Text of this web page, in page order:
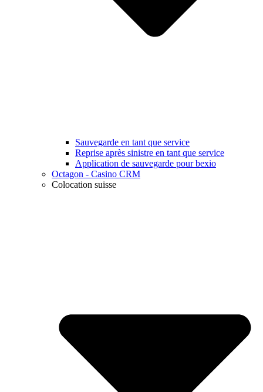
Sauvegarde en tant que service
Reprise après sinistre en tant que service
Application de sauvegarde pour bexio
Octagon - Casino CRM
Colocation suisse